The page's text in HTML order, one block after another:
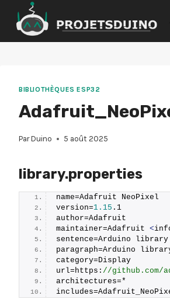
contenu
BIBLIOTHÈQUES ESP32
Par Duino 5 août 2025
library.properties
name=Adafruit NeoPixel
version=1.15 . 1
author=Adafruit
maintainer=Adafruit <
sentence=Arduino library
paragraph=Arduino
category=Display
url=https: //github.com/
architectures=*